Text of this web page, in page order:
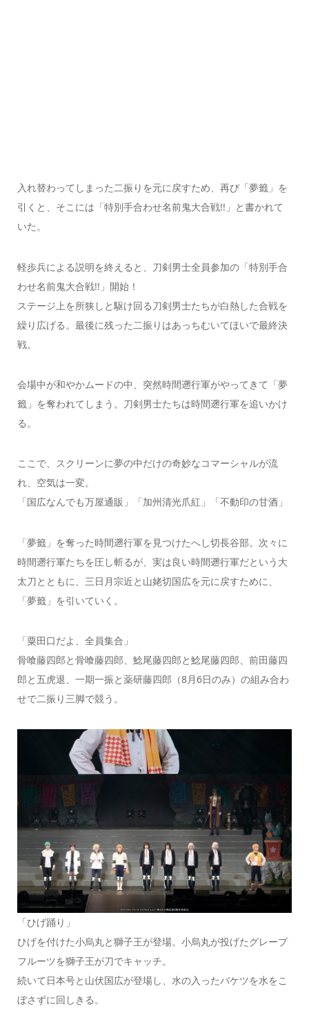
入れ替わってしまった二振りを元に戻すため、再び「夢籤」を
引くと、そこには「特別手合わせ名前鬼大合戦!!」と書かれて
いた。
軽歩兵による説明を終えると、刀剣男士全員参加の「特別手合
わせ名前鬼大合戦!!」開始！
ステージ上を所狭しと駆け回る刀剣男士たちが白熱した合戦を
繰り広げる。最後に残った二振りはあっちむいてほいで最終決
戦。
会場中が和やかムードの中、突然時間遡行軍がやってきて「夢
籤」を奪われてしまう。刀剣男士たちは時間遡行軍を追いかけ
る。
ここで、スクリーンに夢の中だけの奇妙なコマーシャルが流
れ、空気は一変。
「国広なんでも万屋通販」「加州清光爪紅」「不動印の甘酒」
「夢籤」を奪った時間遡行軍を見つけたへし切長谷部。次々に
時間遡行軍たちを圧し斬るが、実は良い時間遡行軍だという大
太刀とともに、三日月宗近と山姥切国広を元に戻すために、
「夢籤」を引いていく。
「粟田口だよ、全員集合」
骨喰藤四郎と骨喰藤四郎、鯰尾藤四郎と鯰尾藤四郎、前田藤四
郎と五虎退、一期一振と薬研藤四郎（8月6日のみ）の組み合わ
せで二振り三脚で競う。
「ひげ踊り」
ひげを付けた小烏丸と獅子王が登場。小烏丸が投げたグレープ
フルーツを獅子王が刀でキャッチ。
続いて日本号と山伏国広が登場し、水の入ったバケツを水をこ
ぼさずに回しきる。